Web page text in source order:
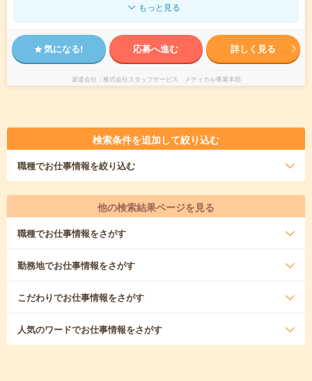
もっと見る
気になる! 応募へ進む 詳しく見る
派遣会社 株式会社スタッフサービス メディカル事業本部
検索条件を追加して絞り込む
職種でお仕事情報を絞り込む
他の検索結果ページを見る
職種でお仕事情報をさがす
勤務地でお仕事情報をさがす
こだわりでお仕事情報をさがす
人気のワードでお仕事情報をさがす